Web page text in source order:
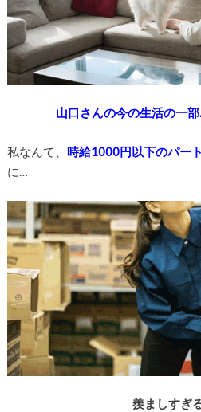
山口さんの今の生活の一
私なんて、 時給1000円以下のパート
に…
羨ましすぎ